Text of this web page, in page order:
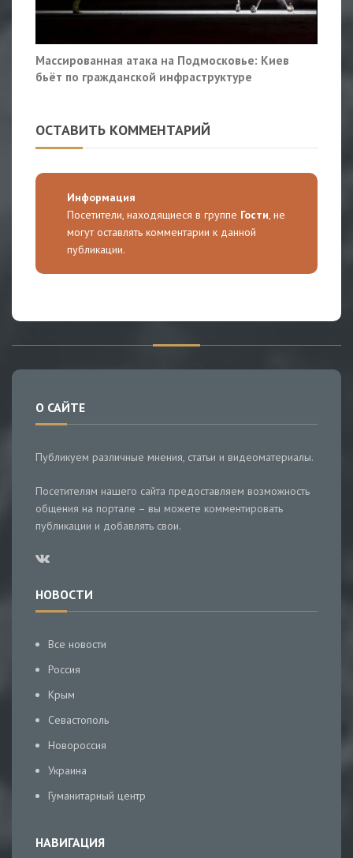
Массированная атака на Подмосковье: Киев
бьёт по гражданской инфраструктуре
ОСТАВИТЬ КОММЕНТАРИЙ
Информация
Посетители, находящиеся в группе Гости, не
могут оставлять комментарии к данной
публикации.
О САЙТЕ
Публикуем различные мнения, статьи и видеоматериалы.
Посетителям нашего сайта предоставляем возможность
общения на портале – вы можете комментировать
публикации и добавлять свои.
НОВОСТИ
Все новости
Россия
Крым
Севастополь
Новороссия
Украина
Гуманитарный центр
НАВИГАЦИЯ